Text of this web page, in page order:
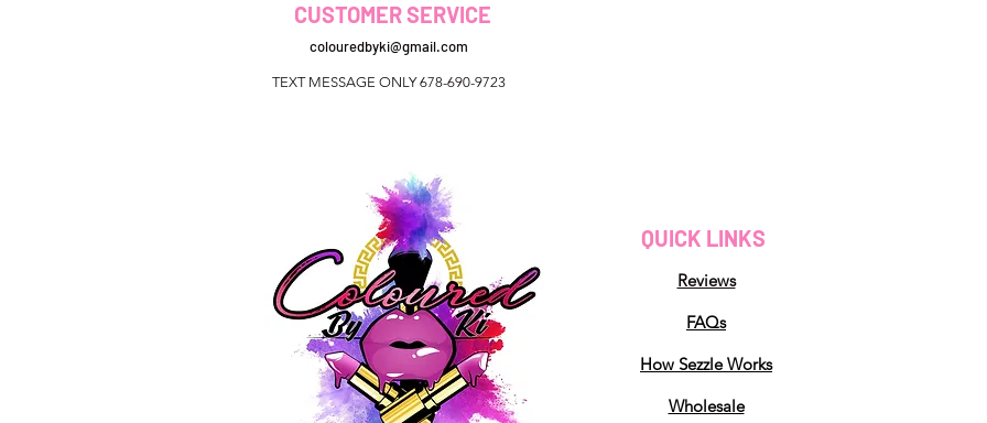
CUSTOMER SERVICE
colouredbyki@gmail.com
TEXT MESSAGE ONLY 678-690-9723
QUICK LINKS
Reviews
FAQs
How Sezzle Works
Wholesale